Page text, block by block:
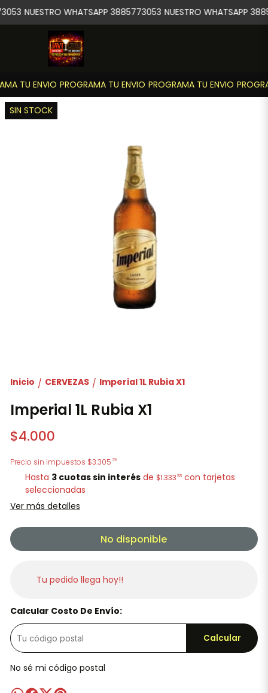
TU ENVIO PROGRAMA TU ENVIO PROGRAMA TU ENVIO
NUESTRO WHATSAPP 3885773053 NUESTRO WHATSAPP
SIN STOCK
Inicio / CERVEZAS / Imperial 1L Rubia X1
Imperial 1L Rubia X1
$4.000
Precio sin impuestos $3.30579
Hasta 3 cuotas sin interés de $1.333 33 con tarjetas
seleccionadas
Ver más detalles
No disponible
Tu pedido llega hoy!!
Calcular Costo De Envío:
Calcular
No sé mi código postal